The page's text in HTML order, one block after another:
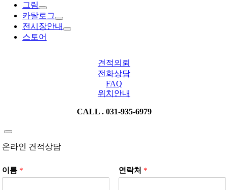
그림
카탈로그
전시장안내
스토어
견적의뢰
전화상담
FAQ
위치안내
CALL . 031-935-6979
온라인 견적상담
이름 * 연락처 *